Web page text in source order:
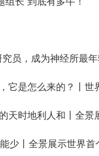
究员，成为神经所最
它是怎么来的？丨世
天时地利人和丨全
少丨全景展示世界